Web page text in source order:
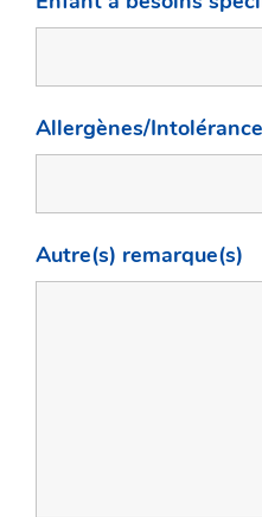
Allergènes/
Autre(s) remarque(s)